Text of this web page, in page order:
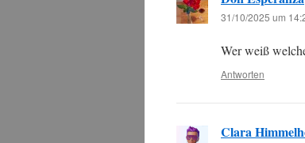
31/10/2025 um
Wer weiß
Antworten
Clara